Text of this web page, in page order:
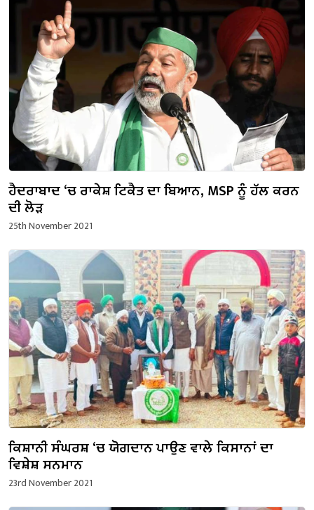
ਹੈਦਰਾਬਾਦ ‘ਚ ਰਾਕੇਸ਼ ਟਿਕੈਤ ਦਾ ਬਿਆਨ, MSP ਨੂੰ ਹੱਲ ਕਰਨ
ਦੀ ਲੋੜ
25th November 2021
ਕਿਸ਼ਾਨੀ ਸੰਘਰਸ਼ ‘ਚ ਯੋਗਦਾਨ ਪਾਉਣ ਵਾਲੇ ਕਿਸਾਨਾਂ ਦਾ
ਵਿਸ਼ੇਸ਼ ਸਨਮਾਨ
23rd November 2021